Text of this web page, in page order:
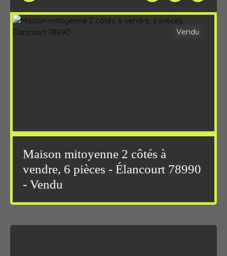
Vendu
Maison mitoyenne 2 côtés à
vendre, 6 pièces - Élancourt 78990
- Vendu